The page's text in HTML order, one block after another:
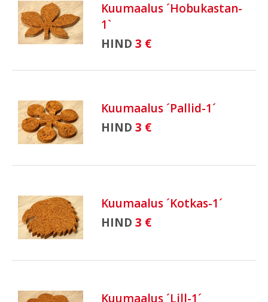
Kuumaalus ´Hobukastan-
1`
HIND 3 €
Kuumaalus ´Pallid-1´
HIND 3 €
Kuumaalus ´Kotkas-1´
HIND 3 €
Kuumaalus ´Lill-1´